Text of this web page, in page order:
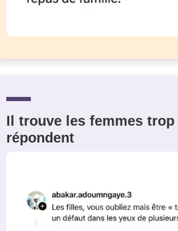
Il trouve les femmes
répondent